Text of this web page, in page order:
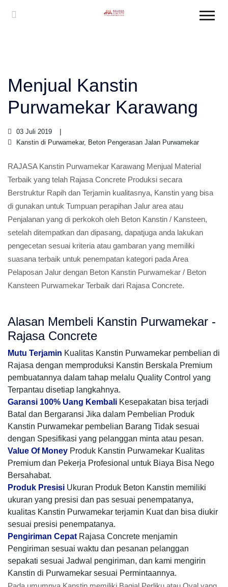
Menjual Kanstin
Purwamekar Karawang
03 Juli 2019
Kanstin di Purwamekar, Beton Pengerasan Jalan Purwamekar
RAJASA Kanstin Purwamekar Karawang Menjual Material
Terbaik yang telah Rajasa Concrete Produksi secara
Berstruktur Rapih dan Terjamin kualitasnya, Kanstin yang bisa
di gunakan untuk Tumpuan perapihan Jalur area atau
Penjalanan yang di perkokoh oleh Beton Kanstin / Kansteen,
setelah ditempatkan dan dipasang, dapatjuga anda lakukan
pengecetan sesuai kriteria atau gambaran yang memiliki
suasana terbaik untuk penempatan kategori pada Area
Pelaposan Jalur dengan Beton Kanstin Purwamekar / Beton
Kansteen Purwamekar Terbaik dari Rajasa Concrete.
Alasan Membeli Kanstin Purwamekar -
Rajasa Concrete
Mutu Terjamin Kualitas Kanstin Purwamekar pembelian di
Rajasa dengan memproduksi Kanstin Berskala Premium
pembuatannya dalam tahap melalu Quality Control yang
Terpantau disetiap langkahnya.
Garansi 100% Uang Kembali Kesepakatan bisa terjadi
Batal dan Bergaransi Jika dalam Pembelian Produk
Kanstin Purwamekar pembelian Barang Tidak sesuai
dengan Spesifikasi yang pelanggan minta atau pesan.
Value Of Money Produk Kanstin Purwamekar Kualitas
Premium dan Pekerja Profesional untuk Biaya Bisa Nego
Bersahabat.
Produk Presisi Ukuran Produk Beton Kanstin memiliki
ukuran yang presisi dan pas sesuai penempatanya,
kualitas Kanstin Purwamekar terjamin Kuat dan bisa diukir
sesuai presisi penempatanya.
Pengiriman Cepat Rajasa Concrete menjamin
Pengiriman sesuai waktu dan pesanan pelanggan
sepakati sesuai Jadwal pengiriman, dan kami mengirin
Kanstin di Purwamekar sesuai Permintaannya.